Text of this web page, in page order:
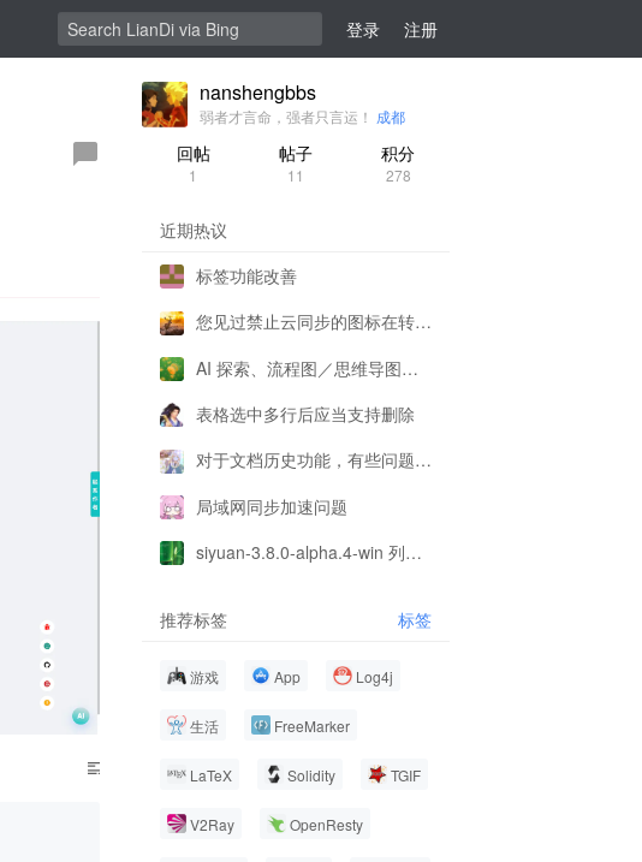
登录 注册
nanshengbbs
弱者才言命，强者只言运！ 成都
回帖
1
帖子
11
积分
278
近期热议
标签功能改善
您见过禁止云同步的图标在转圈圈吗
AI 探索、流程图／思维导图／图表笔记卡片——无界 v1.5.0 新功能预览
表格选中多行后应当支持删除
对于文档历史功能，有些问题想请各位大佬解答一下
局域网同步加速问题
siyuan-3.8.0-alpha.4-win 列表粘贴问题
推荐标签 标签
游戏 App Log4j
生活 FreeMarker
LaTeX Solidity TGIF
V2Ray OpenResty